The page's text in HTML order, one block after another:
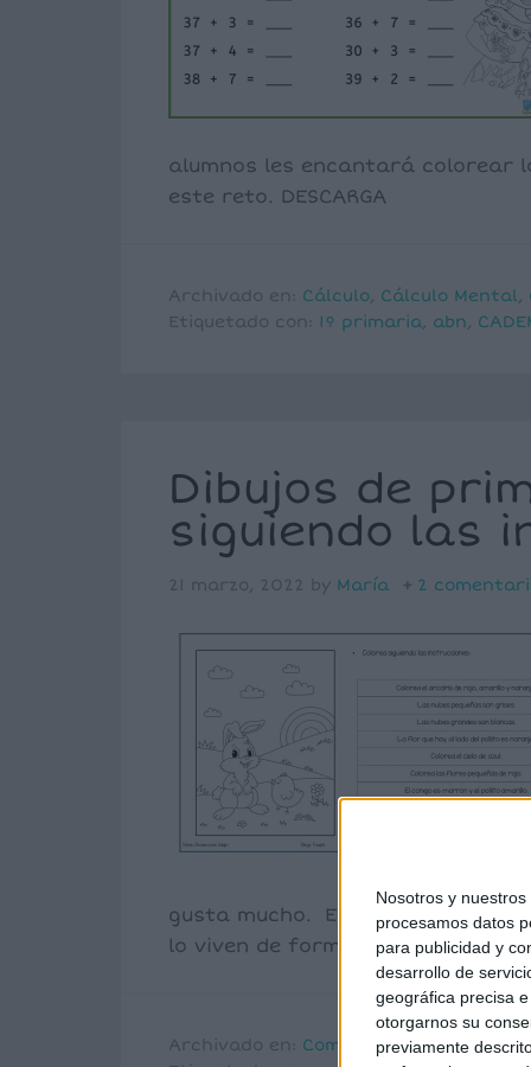
Nosotros y nuestros
procesamos datos
para publicidad y
desarrollo de
geográfica precisa
otorgarnos su
previamente
alumnos les encantará colorear
este reto. DESCARGA
Archivado en: Cálculo, Cálculo Mental,
Etiquetado con: 1º primaria, abn,
Dibujos de
siguiendo las
21 marzo, 2022 by María 2
gusta mucho. El objetivo sigue
lo viven de forma mucho más
Archivado en: Comprensión lectora,